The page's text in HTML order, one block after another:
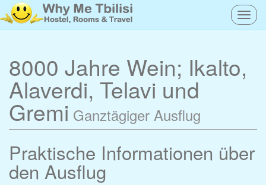
8000 Jahre Wein; Ikalto,
Alaverdi, Telavi und
Gremi Ganztägiger Ausflug
Praktische Informationen über
den Ausflug